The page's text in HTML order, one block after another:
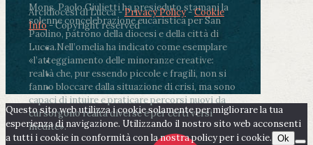
Mons. Paolo Giulietti ha presieduto stamani la
solenne concelebrazione eucaristica per San
Paolino, patrono della diocesi e della città di
Lucca.Nell’omelia ha indicato come esemplare
«l’atteggiamento delle minoranze creative:
realtà che, pur essendo piccole e fragili, non si
fanno bloccare dalla situazione di crisi, ma sono
capaci di intuire e praticare percorsi nuovi da
cui sorgono realtà diverse e per certi versi
inedite».
Arcidiocesi di Lucca -Privacy Policy-Cookie
Info- Copyright reserved
Questo sito web utilizza i cookie solamente per migliorare la tua
esperienza di navigazione. Utilizzando il nostro sito web acconsenti
a tutti i cookie in conformità con la nostra policy per i cookie. Ok